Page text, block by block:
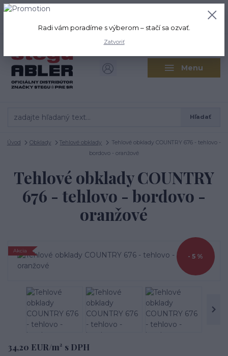
Menu
Hľadať
+421 917 280 411
0,00 EUR
Úvod Obklady Tehlové obklady
Tehlové obklady COUNTRY 676 - tehlovo -
bordovo - oranžové
Tehlové obklady COUNTRY
676 - tehlovo - bordovo -
oranžové
Akcia
- 5 %
34,20 EUR/m² s DPH
Radi vám poradíme s výberom – stačí sa ozvať.
Zatvoriť